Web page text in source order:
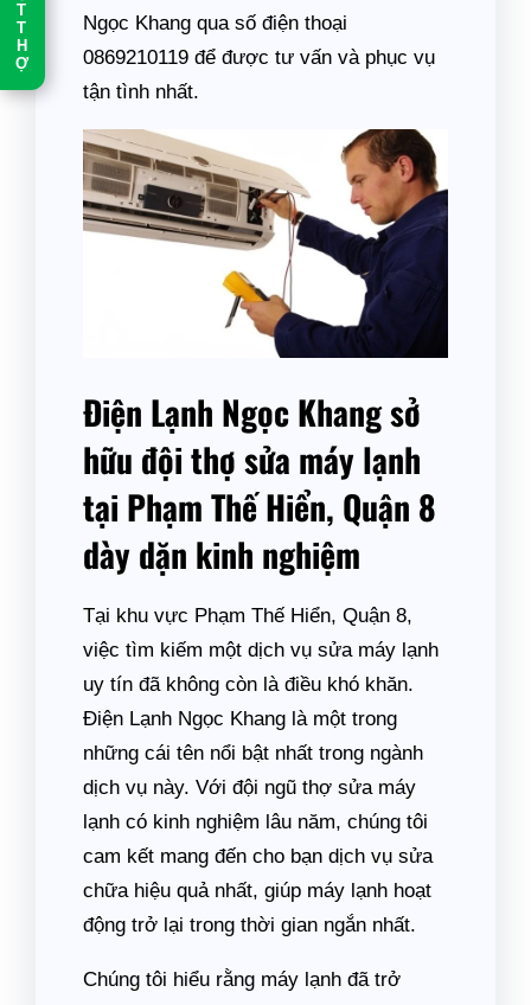
T
T
H
Ợ
Ngọc Khang qua số điện thoại
0869210119 để được tư vấn và phục vụ
tận tình nhất.
Điện Lạnh Ngọc Khang sở
hữu đội thợ sửa máy lạnh
tại Phạm Thế Hiển, Quận 8
dày dặn kinh nghiệm
Tại khu vực Phạm Thế Hiển, Quận 8,
việc tìm kiếm một dịch vụ sửa máy lạnh
uy tín đã không còn là điều khó khăn.
Điện Lạnh Ngọc Khang là một trong
những cái tên nổi bật nhất trong ngành
dịch vụ này. Với đội ngũ thợ sửa máy
lạnh có kinh nghiệm lâu năm, chúng tôi
cam kết mang đến cho bạn dịch vụ sửa
chữa hiệu quả nhất, giúp máy lạnh hoạt
động trở lại trong thời gian ngắn nhất.
Chúng tôi hiểu rằng máy lạnh đã trở